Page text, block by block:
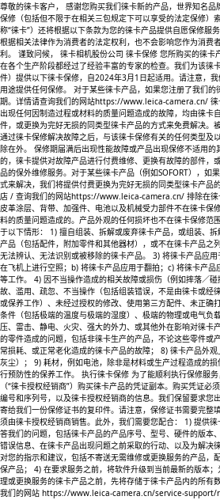
尊敬的徕卡客户， 感谢您购买我们徕卡新的产品，世界知名
保修（包括但不限于在相关三包规定下可以享受的法定保修）
称“徕卡”）还将根据以下条款为您的徕卡产品提供自愿保修服
根据相关法律作为消费者的法定权利，也不会影响您作为消费
利。 谨致问候， 徕卡相机股份公司 徕卡保修 您所购买的徕卡
在各个生产阶段都经过了经验丰富的专家的检查。我们为该徕
件）提供以下徕卡保修，自2024年3月1日起适用。请注意，
用途提供任何保修。 对于某些徕卡产品，如果您注册了我们
期。详情请查询我们的网站https://www.leica-camera.cn/ 徕
出现任何因制造过程或材料的质量问题造成的故障，均由徕卡
件，或更换为完好无损的同类型徕卡产品的方式来免费解决。
通过徕卡保修解决故障之后，与该徕卡保修有关的任何类型及
除在外。 保修期届满后出现性能故障或产品出现保修不适用的
的，徕卡提供对故障产品进行付费维修、更换有故障的部件，
品的保外维修服务。对于某些徕卡产品（例如SOFORT），如
式来解决，我们将提供付费更换为完好无损的同类型徕卡产品
店 / 查询我们的网站https://www.leica-camera.cn/ 排除在徕
皮革涂层、背带、加强件、电池以及机械受力部件不在徕卡保
料的质量问题造成的。产品外观的任何损坏也不在徕卡保修范
于以下情形： 1) 擅自组装、拆解或废弃徕卡产品，或组装、
产品（包括配件，附加零件和其他器材），或不在徕卡产品之
无法辨认、无法识别或被移除的徕卡产品。 3) 将徕卡产品应
在飞机上进行空照；b) 将徕卡产品应用于翻拍；c) 将徕卡产
等工作。 4) 因不当操作造成的相关故障或损伤（例如摔落／
故、滥用、疏忽、不当操作（包括组装错误，不是由徕卡或经
或保养工作）、未经过授权的修改、使用第三方配件、未正确
条件（包括极端的温度与极端的湿度）、极端的物理或电气负
压、雷击、静电、火灾、强大的外力、或其他外在影响对徕卡
的零件造成的问题，包括非徕卡生产的产品，不论这些零件或
常损耗、或正常老化造成的徕卡产品的故障； 8) 徕卡产品外观
灰尘）； 9) 耗材，例如电池，除非是材料或生产过程造成的
行预防性的保养工作。 执行徕卡保修 为了能顺利执行保修服
（“徕卡授权经销商”）购买徕卡产品的凭证副本。购买凭证
编号和序列号，以及徕卡授权经销商的信息。我们保留要求您
寄给我们一份保修证书的复印件。请注意，保修证书需要完整
须由徕卡授权经销商销售。此外，我们需要您配合： 1) 提供
答我们的问题，包括徕卡产品的产品序号、型号、硬件的版本
错误信息、在徕卡产品出现问题之前采取的行动、以及为解决
对您的指示和建议，包括不寄送无需维修或更换服务的产品，
保产品； 4) 在要求服务之前，将软件升级到当前最新的版本
理或更换服务的徕卡产品之前，先将存储于徕卡产品内的所有
我们的网站 https://www.leica-camera.cn/service-